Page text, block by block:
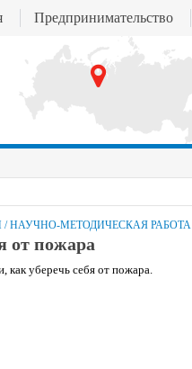
Предпринимательство
/НАУЧНО-МЕТОДИЧЕСКАЯ РАБОТА
от пожара
уберечь себя от пожара.